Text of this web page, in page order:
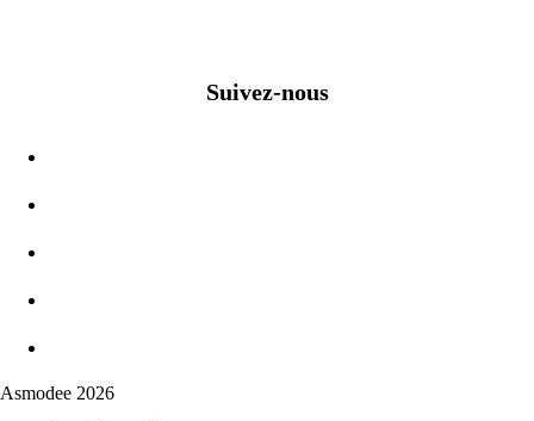
Suivez-nous
Asmodee 2026